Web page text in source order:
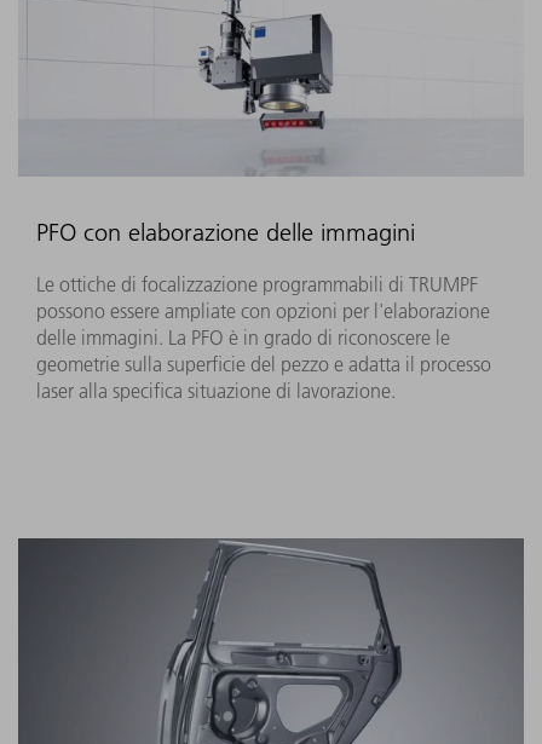
PFO con elaborazione delle immagini
Le ottiche di focalizzazione programmabili di TRUMPF
possono essere ampliate con opzioni per l'elaborazione
delle immagini. La PFO è in grado di riconoscere le
geometrie sulla superficie del pezzo e adatta il processo
laser alla specifica situazione di lavorazione.